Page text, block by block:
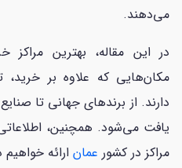
می‌دهند.
در این مقاله، بهترین مراکز
مکان‌هایی که علاوه بر
دارند. از برندهای جهانی تا
یافت می‌شود. همچنین،
مراکز در کشور عمان ارائه